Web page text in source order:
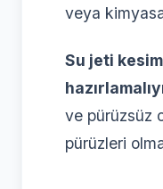
veya
Su jeti
ve pürüzsüz
pürüzleri